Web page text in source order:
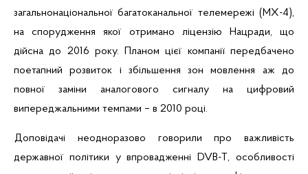
загальнонаціональної багатоканальної телемережі (МХ-4),
на спорудження якої отримано ліцензію Нацради, що
дійсна до 2016 року. Планом цієї компанії передбачено
поетапний розвиток і збільшення зон мовлення аж до
повної заміни аналогового сигналу на цифровий
випереджальними темпами – в 2010 році.
Доповідачі неодноразово говорили про важливість
державної політики у впровадженні DVB-T, особливості